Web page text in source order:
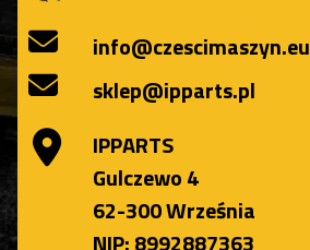
info@czescimaszyn.eu
sklep@ipparts.pl
IPPARTS
Gulczewo 4
62-300 Września